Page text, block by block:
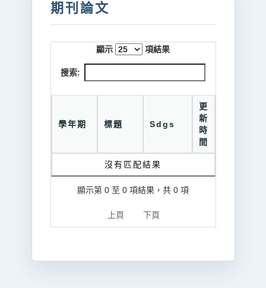
期刊論文
顯示 項結果
搜索:
學年期 標題 Sdgs
更
新
時
間
沒有匹配結果
顯示第 0 至 0 項結果，共 0 項
上頁 下頁